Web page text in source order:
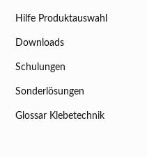
Hilfe Produktauswahl
Downloads
Schulungen
Sonderlösungen
Glossar Klebetechnik